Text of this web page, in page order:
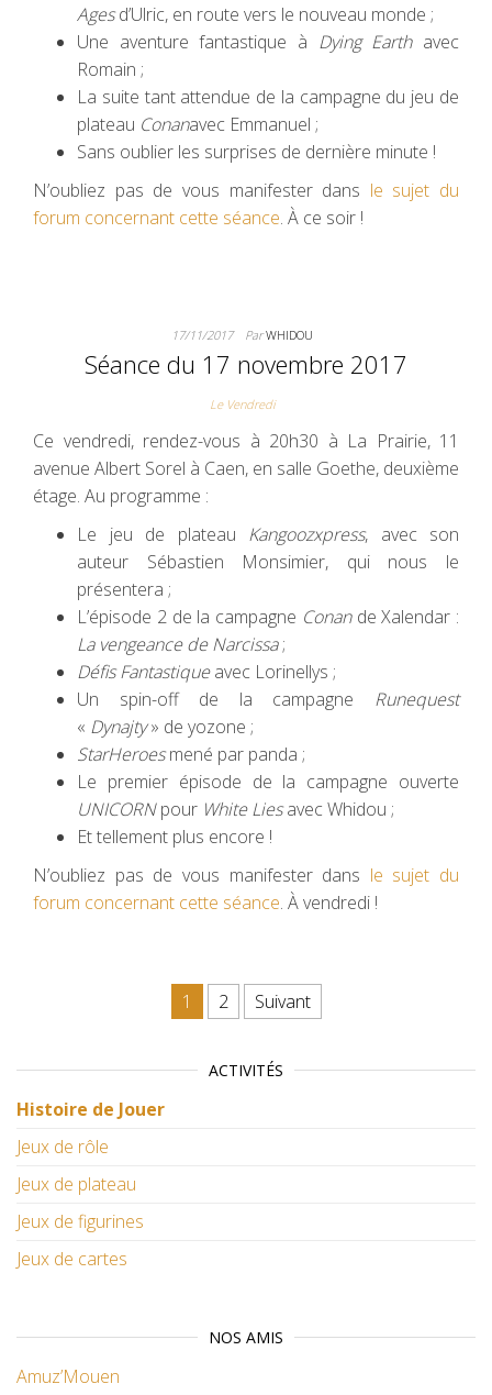
Agesd’Ulric, en route vers le nouveau monde ;
Une aventure fantastique à Dying Earthavec
Romain ;
La suite tant attendue de la campagne du jeu de
plateau Conanavec Emmanuel ;
Sans oublier les surprises de dernière minute !
N’oubliez pas de vous manifester dans le sujet du
forum concernant cette séance. À ce soir !
17/11/2017 ParWHIDOU
Séance du 17 novembre 2017
Le Vendredi
Ce vendredi, rendez-vous à 20h30 à La Prairie, 11
avenue Albert Sorel à Caen, en salle Goethe, deuxième
étage. Au programme :
Le jeu de plateau Kangoozxpress, avec son
auteur Sébastien Monsimier, qui nous le
présentera ;
L’épisode 2 de la campagne Conande Xalendar :
La vengeance de Narcissa;
Défis Fantastiqueavec Lorinellys ;
Un spin-off de la campagne Runequest
« Dynajty» de yozone ;
StarHeroesmené par panda ;
Le premier épisode de la campagne ouverte
UNICORNpour White Liesavec Whidou ;
Et tellement plus encore !
N’oubliez pas de vous manifester dans le sujet du
forum concernant cette séance. À vendredi !
Pagination des publications
1 2 Suivant
ACTIVITÉS
Histoire de Jouer
Jeux de rôle
Jeux de plateau
Jeux de figurines
Jeux de cartes
NOS AMIS
Amuz’Mouen